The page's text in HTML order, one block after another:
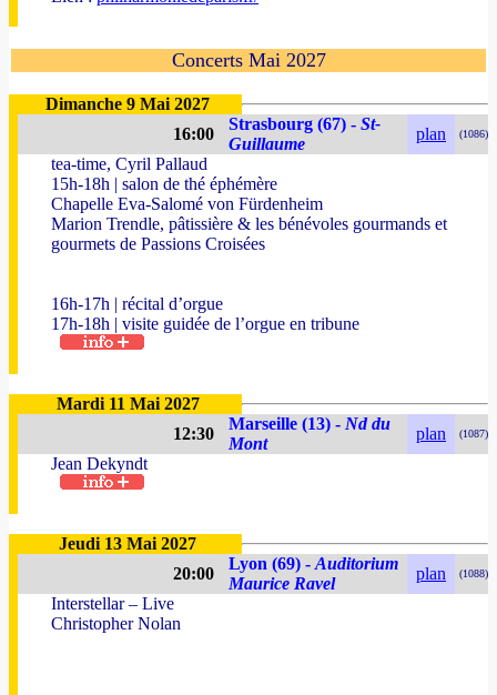
Concerts Mai 2027
Dimanche 9 Mai 2027
16:00
Strasbourg (67) - St-
Guillaume
plan (1086)
tea-time, Cyril Pallaud
15h-18h | salon de thé éphémère
Chapelle Eva-Salomé von Fürdenheim
Marion Trendle, pâtissière & les bénévoles gourmands et
gourmets de Passions Croisées
16h-17h | récital d’orgue
17h-18h | visite guidée de l’orgue en tribune
Mardi 11 Mai 2027
12:30
Marseille (13) - Nd du
Mont
plan (1087)
Jean Dekyndt
Jeudi 13 Mai 2027
20:00
Lyon (69) - Auditorium
Maurice Ravel
plan (1088)
Interstellar – Live
Christopher Nolan